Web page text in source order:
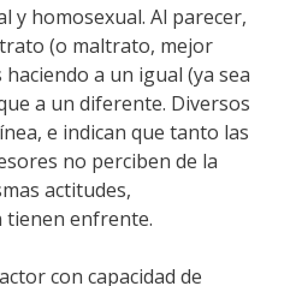
y homosexual. Al parecer,
(o maltrato, mejor
a un igual (ya sea
a un diferente. Diversos
e indican que tanto las
no perciben de la
actitudes,
tienen enfrente.
con capacidad de